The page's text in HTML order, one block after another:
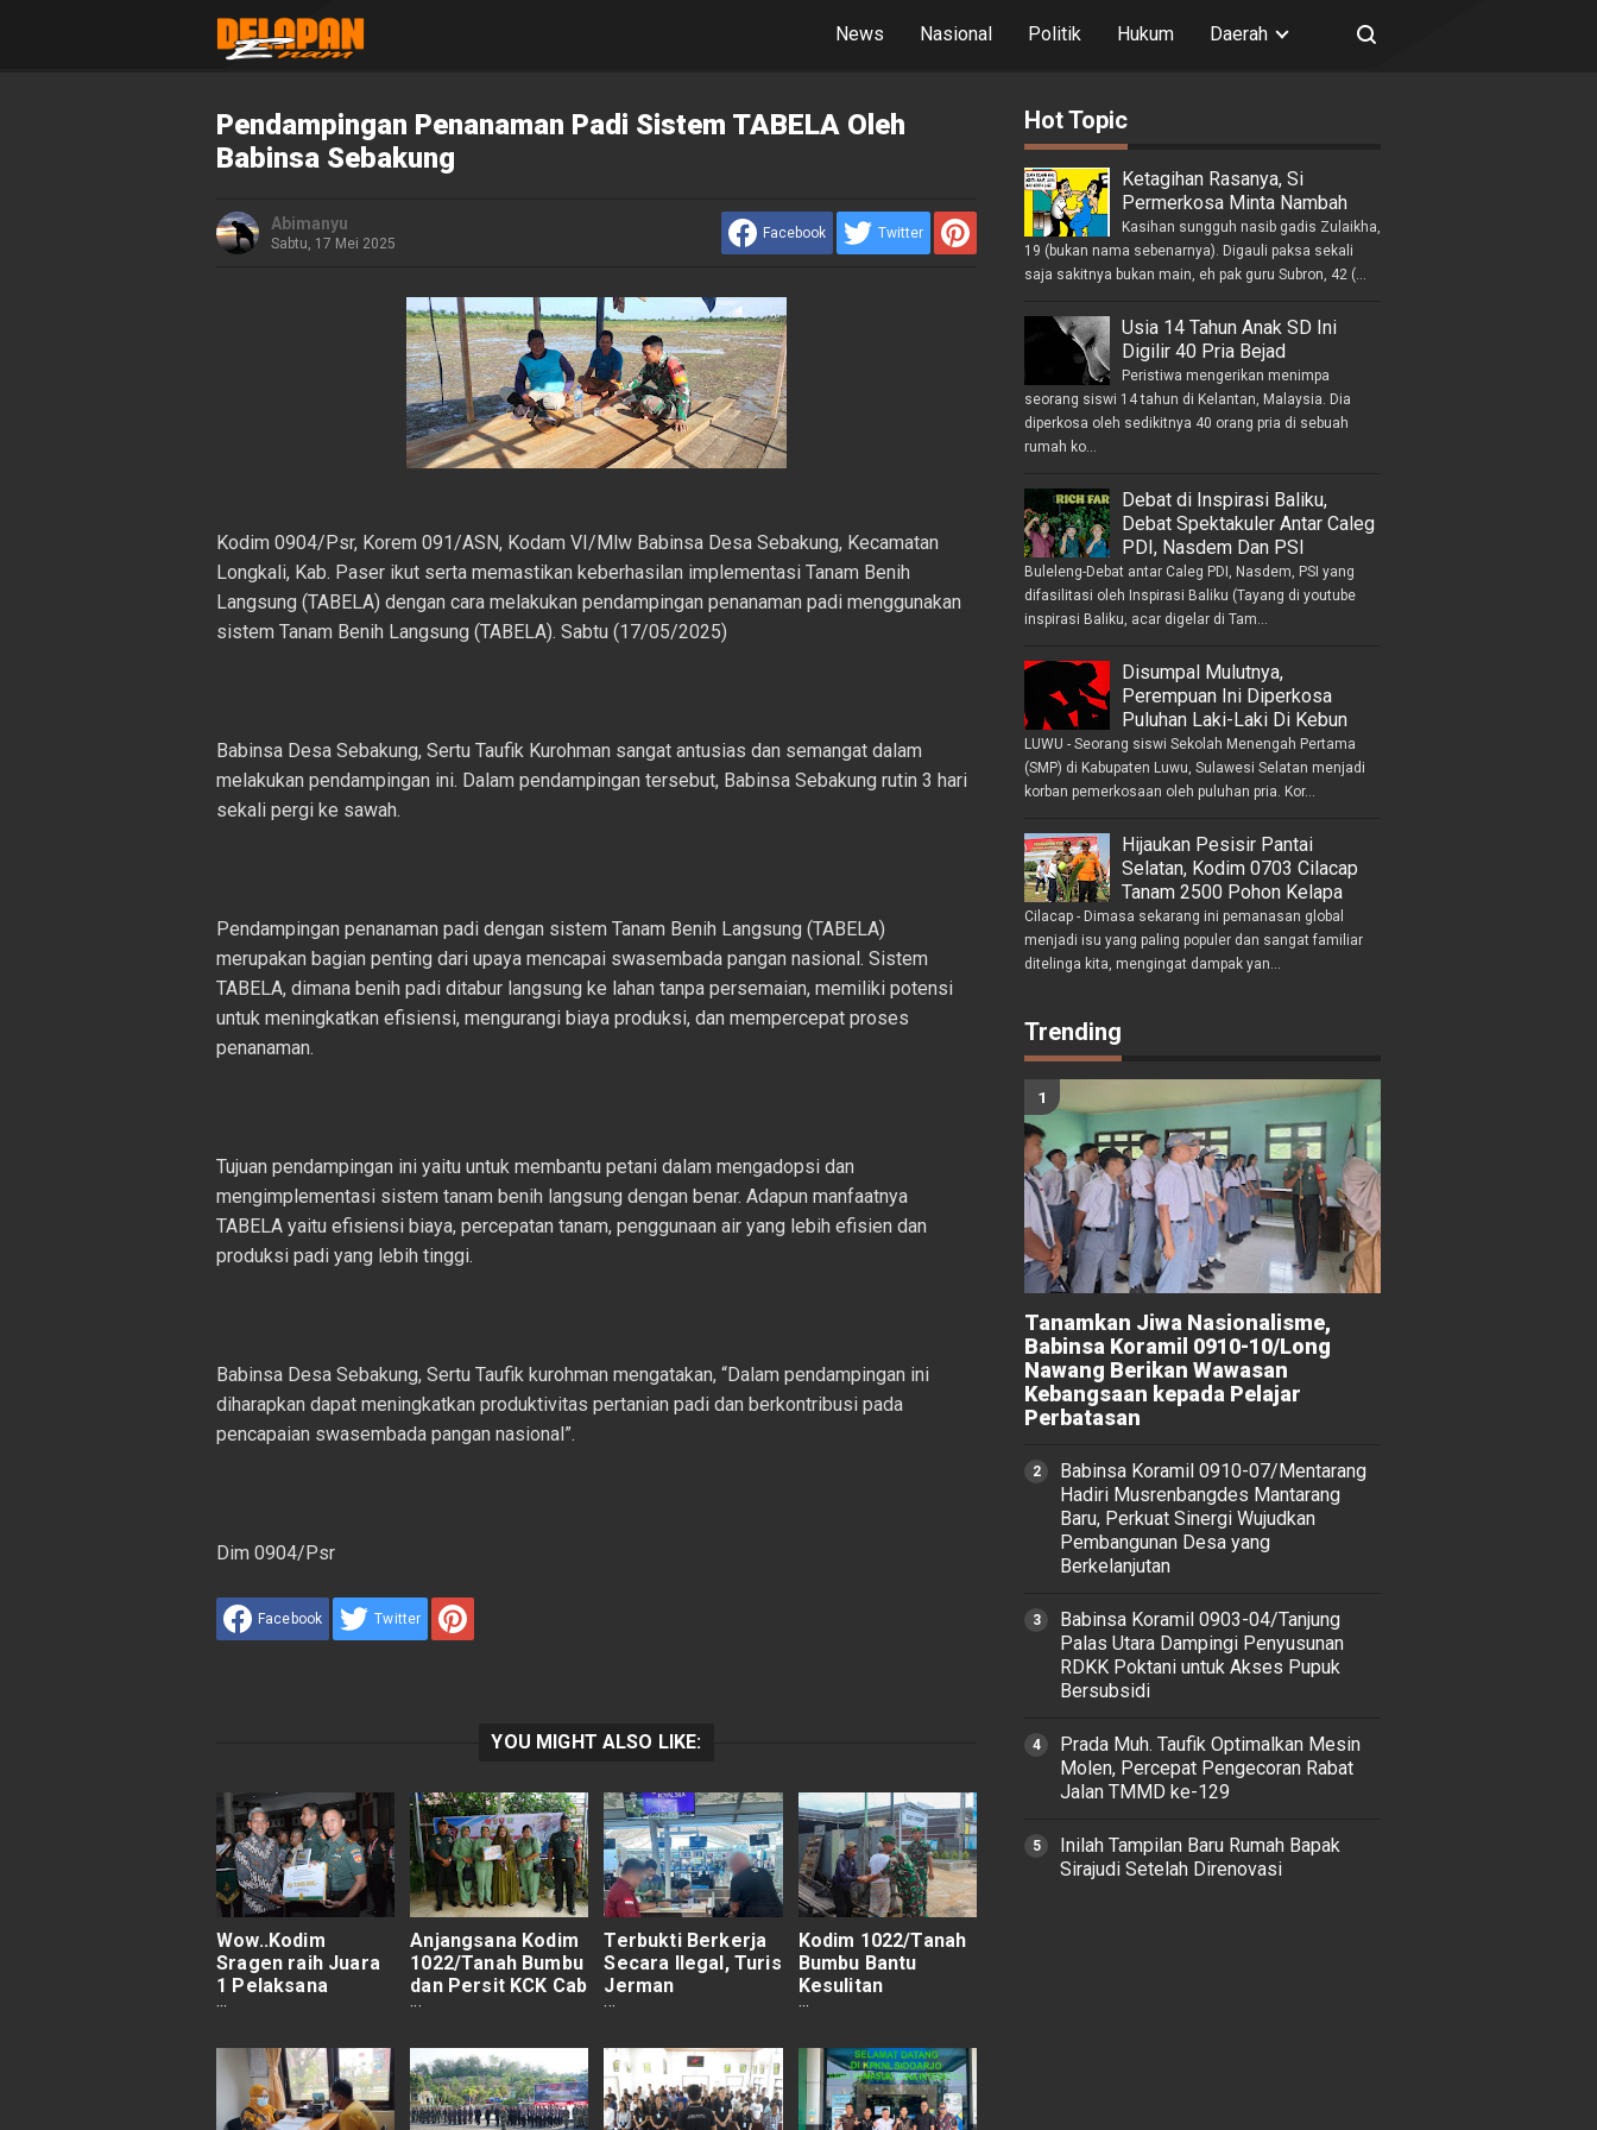
News Nasional Politik Hukum Daerah
Pendampingan Penanaman Padi Sistem TABELA Oleh
Babinsa Sebakung
Abimanyu
Sabtu, 17 Mei 2025
Facebook Twitter
Kodim 0904/Psr, Korem 091/ASN, Kodam VI/Mlw Babinsa Desa Sebakung, Kecamatan
Longkali, Kab. Paser ikut serta memastikan keberhasilan implementasi Tanam Benih
Langsung (TABELA) dengan cara melakukan pendampingan penanaman padi menggunakan
sistem Tanam Benih Langsung (TABELA). Sabtu (17/05/2025)
Babinsa Desa Sebakung, Sertu Taufik Kurohman sangat antusias dan semangat dalam
melakukan pendampingan ini. Dalam pendampingan tersebut, Babinsa Sebakung rutin 3 hari
sekali pergi ke sawah.
Pendampingan penanaman padi dengan sistem Tanam Benih Langsung (TABELA)
merupakan bagian penting dari upaya mencapai swasembada pangan nasional. Sistem
TABELA, dimana benih padi ditabur langsung ke lahan tanpa persemaian, memiliki potensi
untuk meningkatkan efisiensi, mengurangi biaya produksi, dan mempercepat proses
penanaman.
Tujuan pendampingan ini yaitu untuk membantu petani dalam mengadopsi dan
mengimplementasi sistem tanam benih langsung dengan benar. Adapun manfaatnya
TABELA yaitu efisiensi biaya, percepatan tanam, penggunaan air yang lebih efisien dan
produksi padi yang lebih tinggi.
Babinsa Desa Sebakung, Sertu Taufik kurohman mengatakan, “Dalam pendampingan ini
diharapkan dapat meningkatkan produktivitas pertanian padi dan berkontribusi pada
pencapaian swasembada pangan nasional”.
Dim 0904/Psr
Facebook Twitter
YOU MIGHT ALSO LIKE:
Wow..Kodim
Sragen raih Juara
1 Pelaksana
Terbaik
Bakti sosial
pelayanan KB
tingkat Provinsi.
Anjangsana Kodim
1022/Tanah Bumbu
dan Persit KCK Cab
XLIX Dim 1022,
ke 79 TNI
Terbukti Berkerja
Secara Ilegal, Turis
Jerman
Dideportasi
Kodim 1022/Tanah
Bumbu Bantu
Kesulitan
Masyarakat melalui
Hot Topic
Ketagihan Rasanya, Si
Permerkosa Minta Nambah
Kasihan sungguh nasib gadis Zulaikha,
19 (bukan nama sebenarnya). Digauli paksa sekali
saja sakitnya bukan main, eh pak guru Subron, 42 (...
Usia 14 Tahun Anak SD Ini
Digilir 40 Pria Bejad
Peristiwa mengerikan menimpa
seorang siswi 14 tahun di Kelantan, Malaysia. Dia
diperkosa oleh sedikitnya 40 orang pria di sebuah
rumah ko...
Debat di Inspirasi Baliku,
Debat Spektakuler Antar Caleg
PDI, Nasdem Dan PSI
Buleleng-Debat antar Caleg PDI, Nasdem, PSI yang
difasilitasi oleh Inspirasi Baliku (Tayang di youtube
inspirasi Baliku, acar digelar di Tam...
Disumpal Mulutnya,
Perempuan Ini Diperkosa
Puluhan Laki-Laki Di Kebun
LUWU - Seorang siswi Sekolah Menengah Pertama
(SMP) di Kabupaten Luwu, Sulawesi Selatan menjadi
korban pemerkosaan oleh puluhan pria. Kor...
Hijaukan Pesisir Pantai
Selatan, Kodim 0703 Cilacap
Tanam 2500 Pohon Kelapa
Cilacap - Dimasa sekarang ini pemanasan global
menjadi isu yang paling populer dan sangat familiar
ditelinga kita, mengingat dampak yan...
Trending
Tanamkan Jiwa Nasionalisme,
Babinsa Koramil 0910-10/Long
Nawang Berikan Wawasan
Kebangsaan kepada Pelajar
Perbatasan
Babinsa Koramil 0910-07/Mentarang
Hadiri Musrenbangdes Mantarang
Baru, Perkuat Sinergi Wujudkan
Pembangunan Desa yang
Berkelanjutan
‎Babinsa Koramil 0903-04/Tanjung
Palas Utara Dampingi Penyusunan
RDKK Poktani untuk Akses Pupuk
Bersubsidi
Prada Muh. Taufik Optimalkan Mesin
Molen, Percepat Pengecoran Rabat
Jalan TMMD ke-129
Inilah Tampilan Baru Rumah Bapak
Sirajudi Setelah Direnovasi